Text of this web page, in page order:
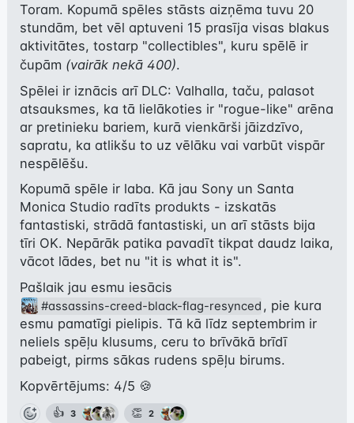
Toram. Kopumā spēles stāsts aizņēma tuvu 20
stundām, bet vēl aptuveni 15 prasīja visas blakus
aktivitātes, tostarp "collectibles", kuru spēlē ir
čupām (vairāk nekā 400).
Spēlei ir iznācis arī DLC: Valhalla, taču, palasot
atsauksmes, ka tā lielākoties ir "rogue-like" arēna
ar pretinieku bariem, kurā vienkārši jāizdzīvo,
sapratu, ka atlikšu to uz vēlāku vai varbūt vispār
nespēlēšu.
Kopumā spēle ir laba. Kā jau Sony un Santa
Monica Studio radīts produkts - izskatās
fantastiski, strādā fantastiski, un arī stāsts bija
tīri OK. Nepārāk patika pavadīt tikpat daudz laika,
vācot lādes, bet nu "it is what it is".
Pašlaik jau esmu iesācis
#assassins-creed-black-flag-resynced , pie kura
esmu pamatīgi pielipis. Tā kā līdz septembrim ir
neliels spēļu klusums, ceru to brīvākā brīdī
pabeigt, pirms sākas rudens spēļu birums.
Kopvērtējums: 4/5 🍪
👍 3 👏 2